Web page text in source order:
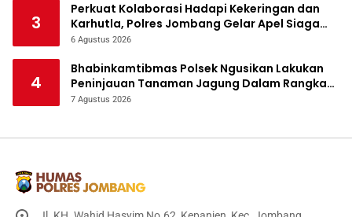
3
Perkuat Kolaborasi Hadapi Kekeringan dan
Karhutla, Polres Jombang Gelar Apel Siaga
Bencana
6 Agustus 2026
4
Bhabinkamtibmas Polsek Ngusikan Lakukan
Peninjauan Tanaman Jagung Dalam Rangka
Mendukung Ketahanan Pangan
7 Agustus 2026